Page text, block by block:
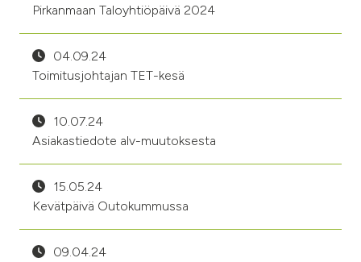
Pirkanmaan Taloyhtiöpäivä 2024
04.09.24
Toimitusjohtajan TET-kesä
10.07.24
Asiakastiedote alv-muutoksesta
15.05.24
Kevätpäivä Outokummussa
09.04.24